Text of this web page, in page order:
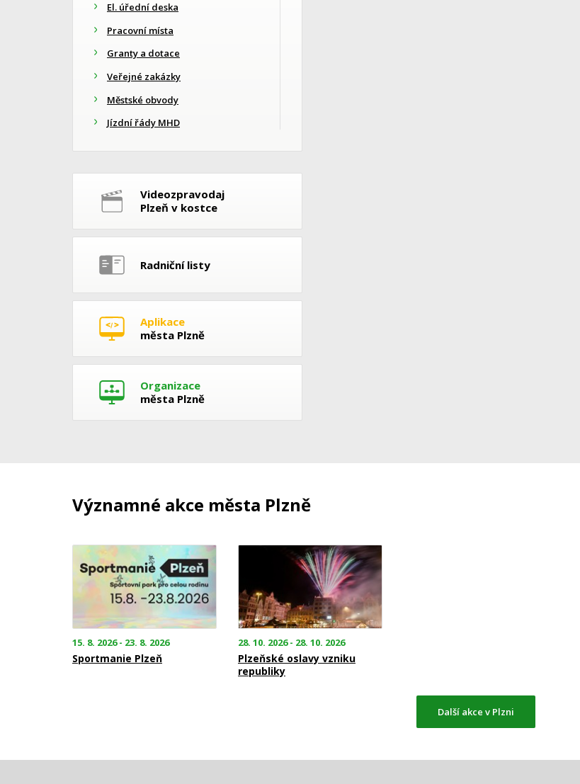
El. úřední deska
Pracovní místa
Granty a dotace
Veřejné zakázky
Městské obvody
Jízdní řády MHD
Videozpravodaj
Plzeň v kostce
Radniční listy
Aplikace
města Plzně
Organizace
města Plzně
Významné akce města Plzně
15. 8. 2026 - 23. 8. 2026
Sportmanie Plzeň
28. 10. 2026 - 28. 10. 2026
Plzeňské oslavy vzniku
republiky
Další akce v Plzni